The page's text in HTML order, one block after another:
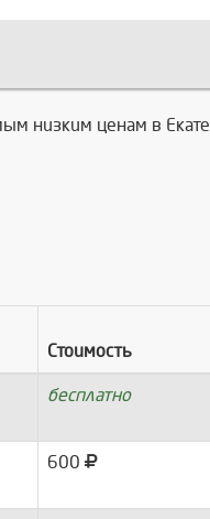
низким ценам в
Стоимость
бесплатно
600